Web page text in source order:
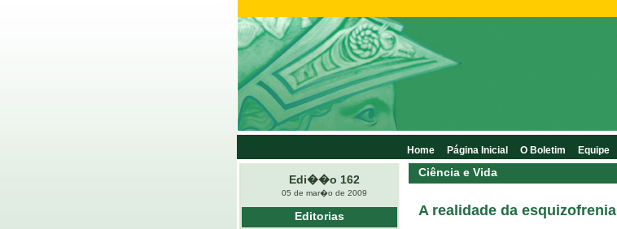
Edi��o 162
05 de mar�o de 2009
Ciência e Vida
A realidade da esquizofrenia
Editorias
Home Página Inicial O Boletim Equipe